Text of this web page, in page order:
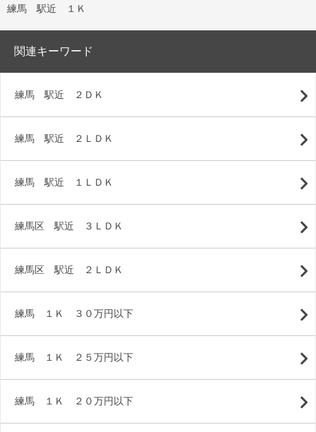
練馬 駅近 １Ｋ
関連キーワード
練馬 駅近 ２ＤＫ
練馬 駅近 ２ＬＤＫ
練馬 駅近 １ＬＤＫ
練馬区 駅近 ３ＬＤＫ
練馬区 駅近 ２ＬＤＫ
練馬 １Ｋ ３０万円以下
練馬 １Ｋ ２５万円以下
練馬 １Ｋ ２０万円以下